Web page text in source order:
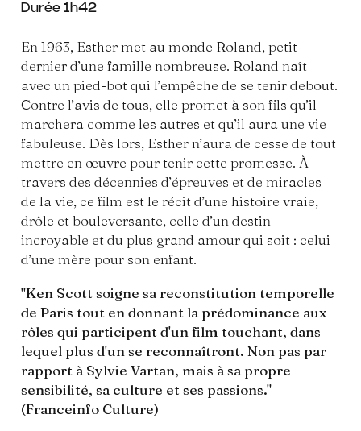
Durée 1h42
En 1963, Esther met au monde Roland, petit
dernier d’une famille nombreuse. Roland naît
avec un pied-bot qui l’empêche de se tenir debout.
Contre l’avis de tous, elle promet à son fils qu’il
marchera comme les autres et qu’il aura une vie
fabuleuse. Dès lors, Esther n’aura de cesse de tout
mettre en œuvre pour tenir cette promesse. À
travers des décennies d’épreuves et de miracles
de la vie, ce film est le récit d’une histoire vraie,
drôle et bouleversante, celle d’un destin
incroyable et du plus grand amour qui soit : celui
d’une mère pour son enfant.
"Ken Scott soigne sa reconstitution temporelle
de Paris tout en donnant la prédominance aux
rôles qui participent d'un film touchant, dans
lequel plus d'un se reconnaîtront. Non pas par
rapport à Sylvie Vartan, mais à sa propre
sensibilité, sa culture et ses passions."
(Franceinfo Culture)